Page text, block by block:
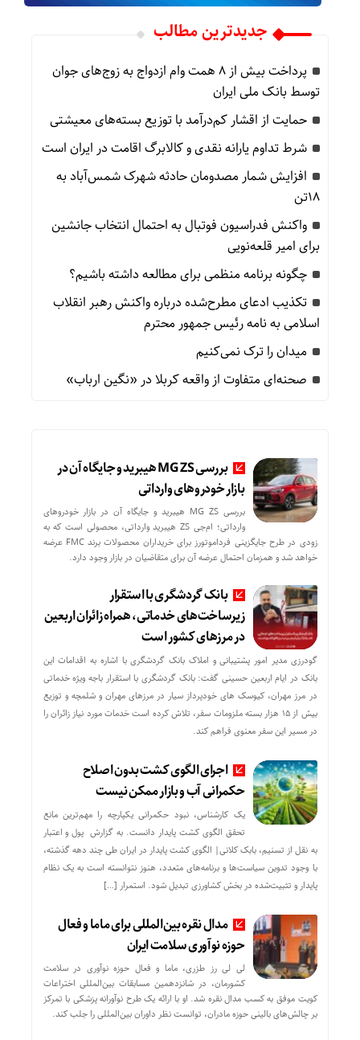
جدیدترین مطالب
پرداخت بیش از ۸ همت وام ازدواج به زوج‌های جوان
توسط بانک ملی ایران
حمایت از اقشار کم‌درآمد با توزیع بسته‌های معیشتی
شرط تداوم یارانه نقدی و کالابرگ اقامت در ایران است
افزایش شمار مصدومان حادثه شهرک شمس‌آباد به
۱۸تن
واکنش فدراسیون فوتبال به احتمال انتخاب جانشین
برای امیر قلعه‌نویی
چگونه برنامه منظمی برای مطالعه داشته باشیم؟
تکذیب ادعای مطرح‌شده درباره واکنش رهبر انقلاب
اسلامی به نامه رئیس جمهور محترم
میدان را ترک نمی‌کنیم
صحنه‌ای متفاوت از واقعه کربلا در «نگین ارباب»
بررسی MG ZS هیبرید و جایگاه آن در
بازار خودروهای وارداتی
بررسی MG ZS هیبرید و جایگاه آن در بازار خودروهای
وارداتی؛ ام‌جی ZS هیبرید وارداتی، محصولی است که به
زودی در طرح جایگزینی فرداموتورز برای خریداران محصولات برند FMC عرضه
خواهد شد و همزمان احتمال عرضه آن برای متقاضیان در بازار وجود دارد.
بانک گردشگری با استقرار
زیرساخت‌های خدماتی، همراه زائران اربعین
در مرزهای کشور است
گودرزی مدیر امور پشتیبانی و املاک بانک گردشگری با اشاره به اقدامات این
بانک در ایام اربعین حسینی گفت: بانک گردشگری با استقرار باجه ویژه خدماتی
در مرز مهران، کیوسک های خودپرداز سیار در مرزهای مهران و شلمچه و توزیع
بیش از ۱۵ هزار بسته ملزومات سفر، تلاش کرده است خدمات مورد نیاز زائران را
در مسیر این سفر معنوی فراهم کند.
اجرای الگوی کشت بدون اصلاح
حکمرانی آب و بازار ممکن نیست
یک کارشناس، نبود حکمرانی یکپارچه را مهم‌ترین مانع
تحقق الگوی کشت پایدار دانست. به گزارش پول و اعتبار
به نقل از تسنیم، بابک کلانی| الگوی کشت پایدار در ایران طی چند دهه گذشته،
با وجود تدوین سیاست‌ها و برنامه‌های متعدد، هنوز نتوانسته است به یک نظام
پایدار و تثبیت‌شده در بخش کشاورزی تبدیل شود. استمرار […]
مدال نقره بین‌المللی برای ماما و فعال
حوزه نوآوری سلامت ایران
لی لی رز طزری، ماما و فعال حوزه نوآوری در سلامت
کشورمان، در شانزدهمین مسابقات بین‌المللی اختراعات
کویت موفق به کسب مدال نقره شد. او با ارائه یک طرح نوآورانه پزشکی با تمرکز
بر چالش‌های بالینی حوزه مادران، توانست نظر داوران بین‌المللی را جلب کند.